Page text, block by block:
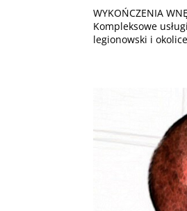
WYKOŃCZENIA
Kompleksowe
legionowski i